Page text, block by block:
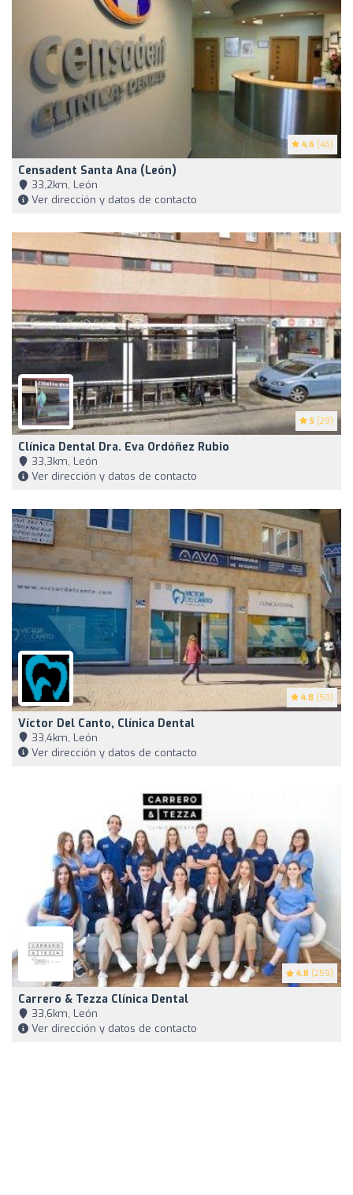
4.6 (46)
Censadent Santa Ana (León)
33,2km, León
Ver dirección y datos de contacto
5 (29)
Clínica Dental Dra. Eva Ordóñez Rubio
33,3km, León
Ver dirección y datos de contacto
4.8 (50)
Víctor Del Canto, Clínica Dental
33,4km, León
Ver dirección y datos de contacto
4.8 (259)
Carrero & Tezza Clínica Dental
33,6km, León
Ver dirección y datos de contacto